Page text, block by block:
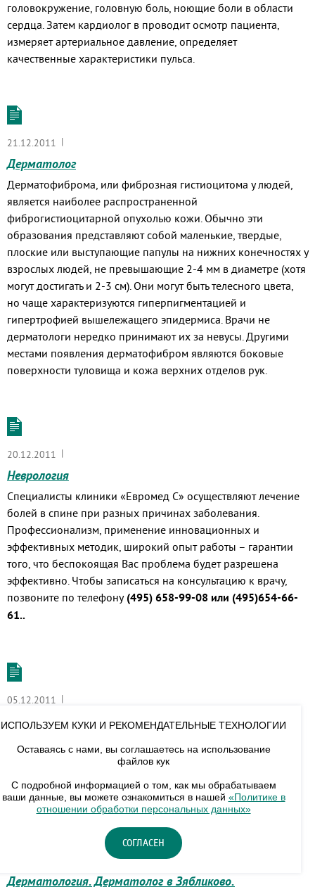
головокружение, головную боль, ноющие боли в области
сердца. Затем кардиолог в проводит осмотр пациента,
измеряет артериальное давление, определяет
качественные характеристики пульса.
21.12.2011 |
Дерматолог
Дерматофиброма, или фиброзная гистиоцитома у людей,
является наиболее распространенной
фиброгистиоцитарной опухолью кожи. Обычно эти
образования представляют собой маленькие, твердые,
плоские или выступающие папулы на нижних конечностях у
взрослых людей, не превышающие 2-4 мм в диаметре (хотя
могут достигать и 2-3 см). Они могут быть телесного цвета,
но чаще характеризуются гиперпигментацией и
гипертрофией вышележащего эпидермиса. Врачи не
дерматологи нередко принимают их за невусы. Другими
местами появления дерматофибром являются боковые
поверхности туловища и кожа верхних отделов рук.
20.12.2011 |
Неврология
Специалисты клиники «Евромед С» осуществляют лечение
болей в спине при разных причинах заболевания.
Профессионализм, применение инновационных и
эффективных методик, широкий опыт работы – гарантии
того, что беспокоящая Вас проблема будет разрешена
эффективно. Чтобы записаться на консультацию к врачу,
позвоните по телефону(495) 658-99-08 или (495)654-66-
61..
05.12.2011 |
Клиника в Зябликово. Гинеколог в Зябликово.
который занимается диагностикой, профилактикой и
Дерматология. Дерматолог в Зябликово.
ИСПОЛЬЗУЕМ КУКИ И РЕКОМЕНДАТЕЛЬНЫЕ ТЕХНОЛОГИИ
Оставаясь с нами, вы соглашаетесь на использование
файлов кук
С подробной информацией о том, как мы обрабатываем
ваши данные, вы можете ознакомиться в нашей «Политике в
отношении обработки персональных данных»
СОГЛАСЕН